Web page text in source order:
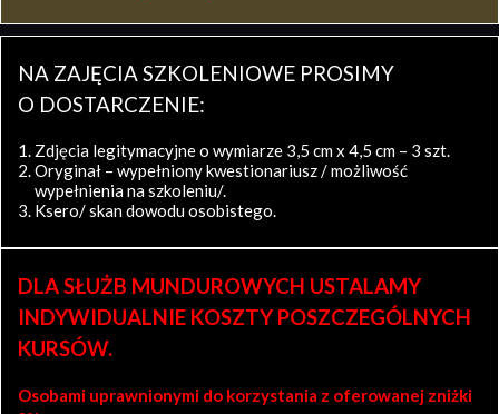
NA ZAJĘCIA SZKOLENIOWE PROSIMY
O DOSTARCZENIE:
Zdjęcia legitymacyjne o wymiarze 3,5 cm x 4,5 cm – 3 szt.
Oryginał – wypełniony kwestionariusz / możliwość
wypełnienia na szkoleniu/.
Ksero/ skan dowodu osobistego.
DLA SŁUŻB MUNDUROWYCH USTALAMY
INDYWIDUALNIE KOSZTY POSZCZEGÓLNYCH
KURSÓW.
Osobami uprawnionymi do korzystania z oferowanej zniżki